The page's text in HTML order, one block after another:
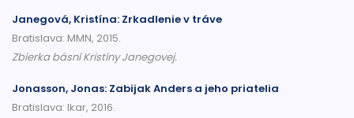
Janegová, Kristína: Zrkadlenie v tráve
Bratislava: MMN, 2015.
Zbierka básní Kristíny Janegovej.
Jonasson, Jonas: Zabijak Anders a jeho priatelia
Bratislava: Ikar, 2016.